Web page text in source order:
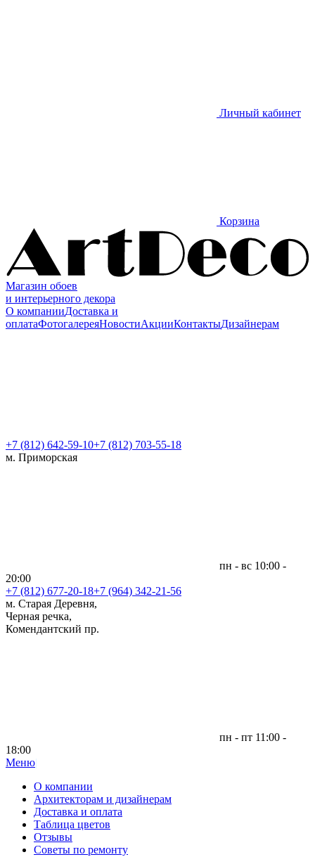
Личный кабинет
Корзина
Магазин обоев
и интерьерного декора
О компанииДоставка и
оплатаФотогалереяНовостиАкцииКонтактыДизайнерам
+7 (812) 642-59-10+7 (812) 703-55-18
м. Приморская
пн - вс 10:00 -
20:00
+7 (812) 677-20-18+7 (964) 342-21-56
м. Старая Деревня,
Черная речка,
Комендантский пр.
пн - пт 11:00 -
18:00
Меню|
О компании
Архитекторам и дизайнерам
Доставка и оплата
Таблица цветов
Отзывы
Советы по ремонту